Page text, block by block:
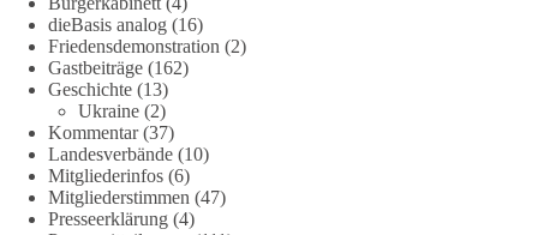
uns deine Meinung:
point_righthttps://diebasis-he.de/umfrage-des-monats-august-
2026/point_left
🟩🟩🟦🟦🟥🟥🟧🟧
Quelle:#section-6092974" target="_blank"
rel="noreferrer">https://www.bmvg.de/de/grundlagendokume
dieBasis analog (16)
Friedensdemonstration (2)
Gastbeiträge (162)
Geschichte (13)
Ukraine (2)
Kommentar(37)
Landesverbände (10)
Mitgliederinfos (6)
Mitgliederstimmen (47)
Presseerklärung (4)